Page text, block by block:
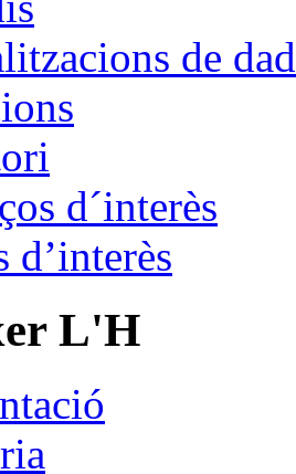
de
d´interès
d’interès
L'H